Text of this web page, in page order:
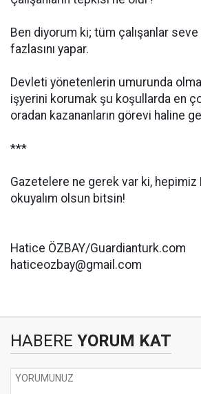
Ben diyorum ki; tüm çalışanlar
fazlasını yapar.
Devleti yönetenlerin umurunda
işyerini korumak şu koşullarda en
oradan kazananların görevi haline
***
Gazetelere ne gerek var ki, hepimiz
okuyalım olsun bitsin!
Hatice ÖZBAY/Guardianturk.com
haticeozbay@gmail.com
HABERE YORUM KAT